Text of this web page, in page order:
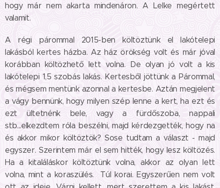
hogy már nem akarta mindenáron. A Lelke megértett
valamit.
A régi párommal 2015-ben költöztünk el lakótelepi
lakásból kertes házba. Az ház örökség volt és már jóval
korábban költözhető lett volna. De olyan jó volt a kis
lakótelepi 1,5 szobás lakás. Kertesből jöttünk a Párommal,
és mégsem mentünk azonnal a kertesbe. Aztán megjelent
a vágy bennünk, hogy milyen szép lenne a kert, ha ezt és
ezt ültetnénk bele, vagy a fürdőszoba, nappali
stb...elkezdtem róla beszélni, majd kérdezgették, hogy na
és akkor mikor költöztök? Sose tudtam a választ - majd
egyszer. Szerintem már el sem hitték, hogy lesz költözés.
Ha a kitaláláskor költöztünk volna, akkor az olyan lett
volna, mint a koraszülés. Túl korai. Egyszerűen nem volt